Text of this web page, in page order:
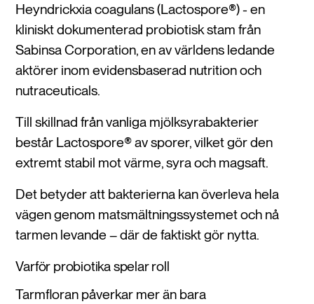
Heyndrickxia coagulans (Lactospore®) - en
kliniskt dokumenterad probiotisk stam från
Sabinsa Corporation, en av världens ledande
aktörer inom evidensbaserad nutrition och
nutraceuticals.
Till skillnad från vanliga mjölksyrabakterier
består Lactospore® av sporer, vilket gör den
extremt stabil mot värme, syra och magsaft.
Det betyder att bakterierna kan överleva hela
vägen genom matsmältningssystemet och nå
tarmen levande – där de faktiskt gör nytta.
Varför probiotika spelar roll
Tarmfloran påverkar mer än bara